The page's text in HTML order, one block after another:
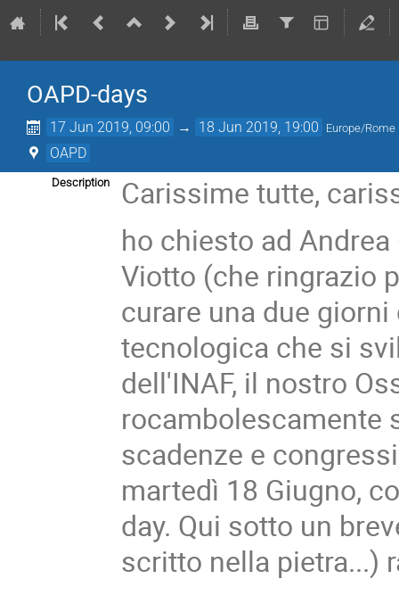
OAPD-days
17 Jun 2019, 09:00 → 18 Jun 2019, 19:00 Europe/Rome
OAPD
Description
Carissime tutte,
ho chiesto ad
Viotto (che ringrazio
curare una due
tecnologica che si
dell'INAF, il nostro
rocambolescamente
scadenze e
martedì 18 Giugno,
day. Qui sotto un
scritto nella pietra...)